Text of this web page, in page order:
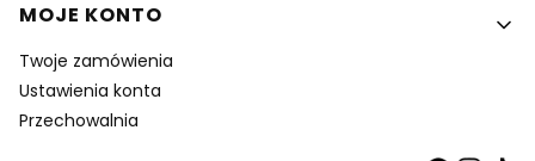
MOJE KONTO
Twoje zamówienia
Ustawienia konta
Przechowalnia